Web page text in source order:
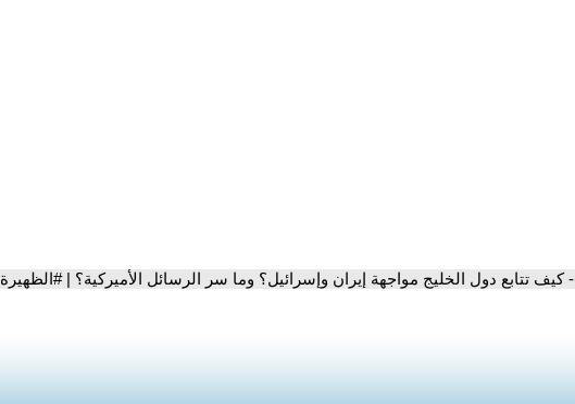
- كيف تتابع دول الخليج مواجهة إيران وإسرائيل؟ وما سر الرسائل الأميركية؟ | #الظهيرة